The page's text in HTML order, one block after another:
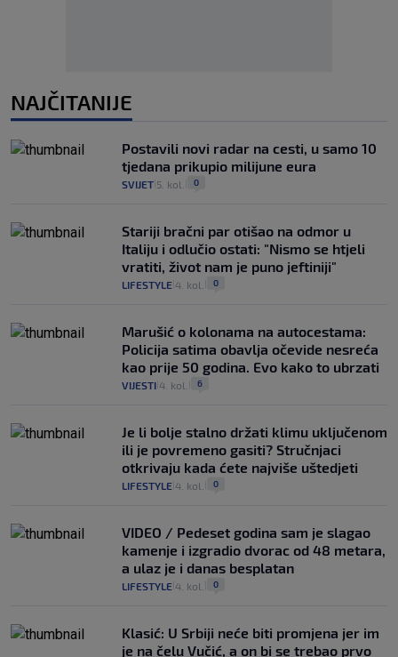
NAJČITANIJE
Postavili novi radar na cesti, u samo 10
tjedana prikupio milijune eura
SVIJET 5. kol. 0
Stariji bračni par otišao na odmor u
Italiju i odlučio ostati: "Nismo se htjeli
vratiti, život nam je puno jeftiniji"
LIFESTYLE 4. kol. 0
Marušić o kolonama na autocestama:
Policija satima obavlja očevide nesreća
kao prije 50 godina. Evo kako to ubrzati
VIJESTI 4. kol. 6
Je li bolje stalno držati klimu uključenom
ili je povremeno gasiti? Stručnjaci
otkrivaju kada ćete najviše uštedjeti
LIFESTYLE 4. kol. 0
VIDEO / Pedeset godina sam je slagao
kamenje i izgradio dvorac od 48 metara,
a ulaz je i danas besplatan
LIFESTYLE 4. kol. 0
Klasić: U Srbiji neće biti promjena jer im
je na čelu Vučić, a on bi se trebao prvo